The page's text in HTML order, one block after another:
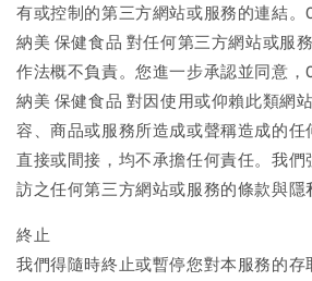
有或控制的第三方網站或服務的連結。
納美 保健食品 對任何第三方網站或服
作法概不負責。您進一步承認並同意，
納美 保健食品 對因使用或仰賴此類網
容、商品或服務所造成或聲稱造成的任
直接或間接，均不承擔任何責任。我們
訪之任何第三方網站或服務的條款與隱
終止
我們得隨時終止或暫停您對本服務的